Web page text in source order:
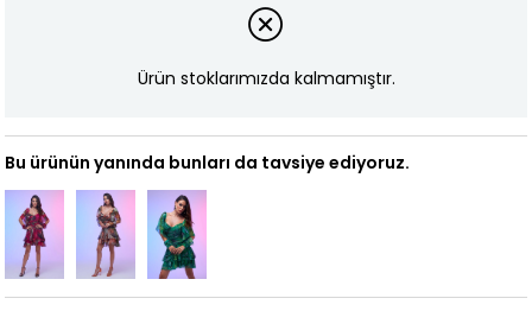
Ürün stoklarımızda kalmamıştır.
Bu ürünün yanında bunları da tavsiye ediyoruz.